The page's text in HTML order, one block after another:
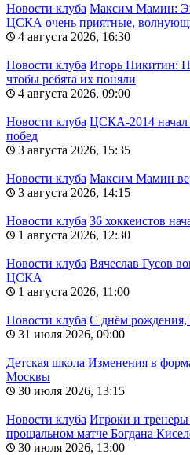
Новости клуба Максим Мамин:
ЦСКА очень приятные,
4 августа 2026, 16:30
Новости клуба Игорь Никитин:
чтобы ребята их поняли
4 августа 2026, 09:00
Новости клуба ЦСКА-2014 начал
побед
3 августа 2026, 15:35
Новости клуба Максим Мамин
3 августа 2026, 14:15
Новости клуба 36 хоккеистов
1 августа 2026, 12:30
Новости клуба Вячеслав Гусов
ЦСКА
1 августа 2026, 11:00
Новости клуба С днём рождения,
31 июля 2026, 09:00
Детская школа Изменения в
Москвы
30 июля 2026, 13:15
Новости клуба Игроки и
прощальном матче Богдана
30 июля 2026, 13:00